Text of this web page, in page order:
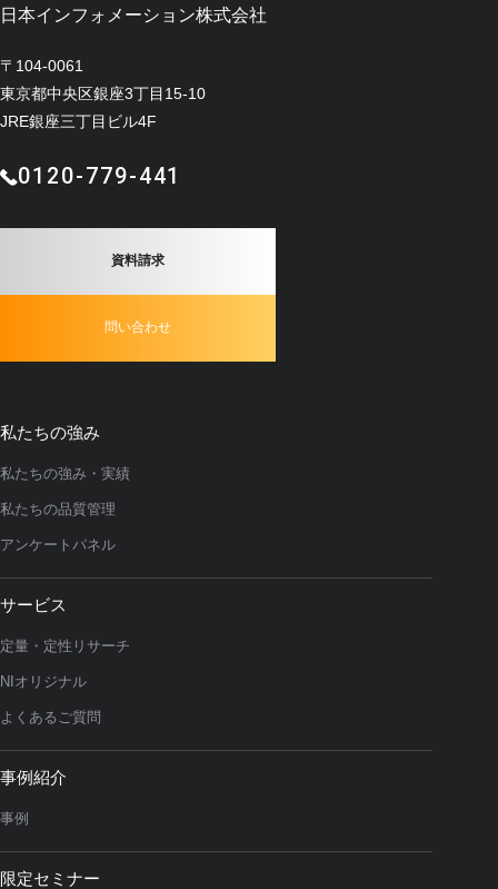
日本インフォメーション株式会社
〒104-0061
東京都中央区銀座3丁目15-10
JRE銀座三丁目ビル4F
0120-779-441
資料請求
問い合わせ
私たちの強み
私たちの強み・実績
私たちの品質管理
アンケートパネル
サービス
定量・定性リサーチ
NIオリジナル
よくあるご質問
事例紹介
事例
限定セミナー